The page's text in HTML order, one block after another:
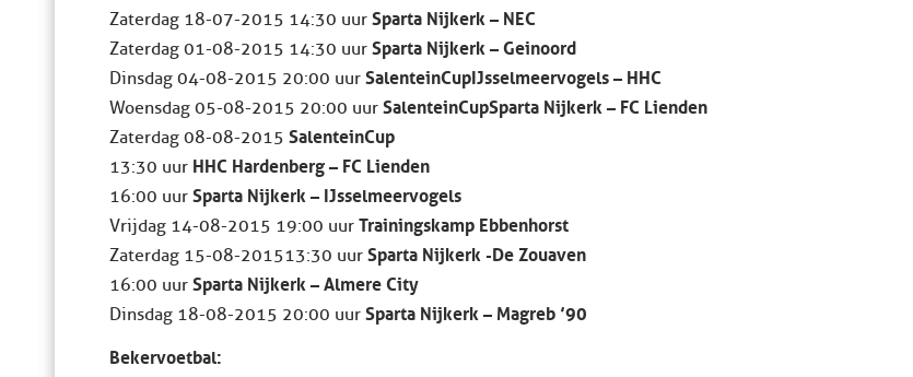
Zaterdag​ 18-07-2015 ​​​​14:30 uur ​ Sparta Nijkerk – NEC
Zaterdag​ 01-08-2015​​​​ 14:30 uur ​ Sparta Nijkerk – Geinoord
Dinsdag​ 04-08-2015​​​​ 20:00 uur SalenteinCup IJsselmeervogels – HHC
Woensdag 05-08-2015​​​ 20:00 uur SalenteinCup Sparta Nijkerk – FC Lienden
Zaterdag​ 08-08-2015​​​ SalenteinCup
​​​​​​​13:30 uur​ HHC Hardenberg – FC Lienden
​​​​​​​16:00 uur ​ Sparta Nijkerk – IJsselmeervogels
Vrijdag ​14-08-2015​​​ 19:00 uur ​ Trainingskamp Ebbenhorst
Zaterdag​ 15-08-2015​​​​13:30 uur Sparta Nijkerk -De Zouaven
16:00 uur Sparta Nijkerk – Almere City
Dinsdag​ 18-08-2015​​​​ 20:00 uur Sparta Nijkerk – Magreb ’90
Bekervoetbal: